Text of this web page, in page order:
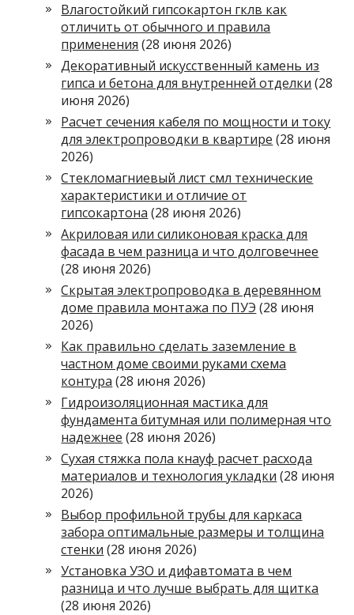
Влагостойкий гипсокартон гклв как
отличить от обычного и правила
применения (28 июня 2026)
Декоративный искусственный камень из
гипса и бетона для внутренней отделки (28
июня 2026)
Расчет сечения кабеля по мощности и току
для электропроводки в квартире (28 июня
2026)
Стекломагниевый лист смл технические
характеристики и отличие от
гипсокартона (28 июня 2026)
Акриловая или силиконовая краска для
фасада в чем разница и что долговечнее
(28 июня 2026)
Скрытая электропроводка в деревянном
доме правила монтажа по ПУЭ (28 июня
2026)
Как правильно сделать заземление в
частном доме своими руками схема
контура (28 июня 2026)
Гидроизоляционная мастика для
фундамента битумная или полимерная что
надежнее (28 июня 2026)
Сухая стяжка пола кнауф расчет расхода
материалов и технология укладки (28 июня
2026)
Выбор профильной трубы для каркаса
забора оптимальные размеры и толщина
стенки (28 июня 2026)
Установка УЗО и дифавтомата в чем
разница и что лучше выбрать для щитка
(28 июня 2026)